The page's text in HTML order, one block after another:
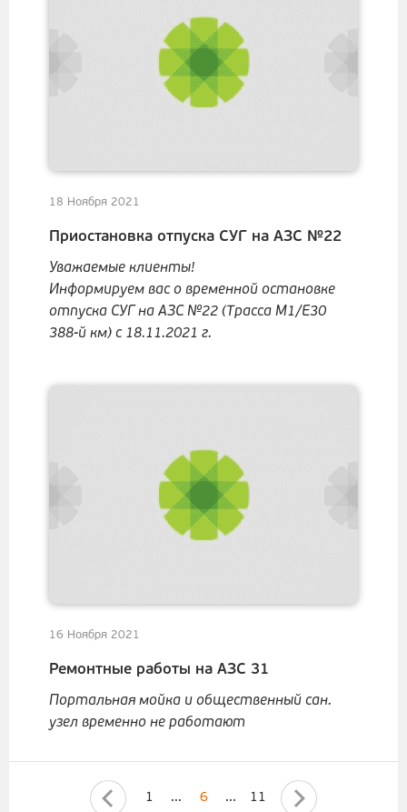
18 Ноября 2021
Приостановка отпуска СУГ на АЗС №22
Уважаемые клиенты!
Информируем вас о временной остановке
отпуска СУГ на АЗС №22 (Трасса М1/Е30
388-й км) с 18.11.2021 г.
16 Ноября 2021
Ремонтные работы на АЗС 31
Портальная мойка и общественный сан.
узел временно не работают
1 ... 6 ... 11